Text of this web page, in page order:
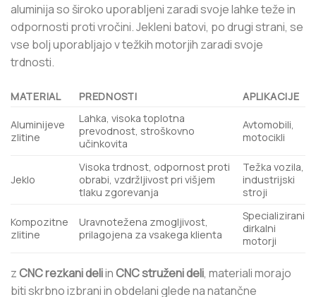
aluminija so široko uporabljeni zaradi svoje lahke teže in
odpornosti proti vročini. Jekleni batovi, po drugi strani, se
vse bolj uporabljajo v težkih motorjih zaradi svoje
trdnosti.
MATERIAL PREDNOSTI APLIKACIJE
Aluminijeve
zlitine
Lahka, visoka toplotna
prevodnost, stroškovno
učinkovita
Avtomobili,
motocikli
Jeklo
Visoka trdnost, odpornost proti
obrabi, vzdržljivost pri višjem
tlaku zgorevanja
Težka vozila,
industrijski
stroji
Kompozitne
zlitine
Uravnotežena zmogljivost,
prilagojena za vsakega klienta
Specializirani
dirkalni
motorji
zCNC rezkani deliinCNC struženi deli, materiali morajo
biti skrbno izbrani in obdelani glede na natančne